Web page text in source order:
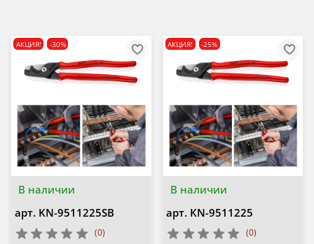
В наличии
АКЦИЯ! -30%
арт. KN-9511225SB
(0)
В наличии
АКЦИЯ! -25%
арт. KN-9511225
(0)